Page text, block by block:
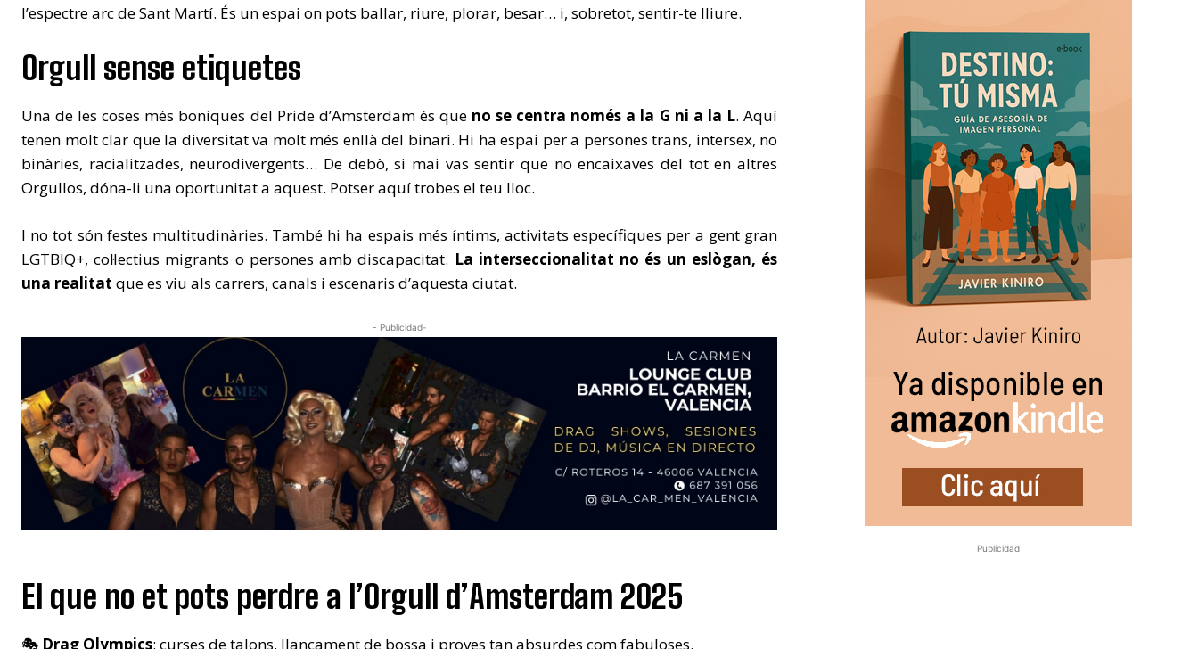
l’espectre arc de Sant Martí. És un espai on pots ballar, riure, plorar, besar… i, sobretot, sentir-te lliure.
Orgull sense etiquetes
Una de les coses més boniques del Pride d’Amsterdam és que no se centra només a la G ni a la L. Aquí
tenen molt clar que la diversitat va molt més enllà del binari. Hi ha espai per a persones trans, intersex, no
binàries, racialitzades, neurodivergents… De debò, si mai vas sentir que no encaixaves del tot en altres
Orgullos, dóna-li una oportunitat a aquest. Potser aquí trobes el teu lloc.
I no tot són festes multitudinàries. També hi ha espais més íntims, activitats específiques per a gent gran
LGTBIQ+, col·lectius migrants o persones amb discapacitat. La interseccionalitat no és un eslògan, és
una realitat que es viu als carrers, canals i escenaris d’aquesta ciutat.
- Publicidad-
El que no et pots perdre a l’Orgull d’Amsterdam 2025
🎭 Drag Olympics: curses de talons, llançament de bossa i proves tan absurdes com fabuloses.
Publicidad